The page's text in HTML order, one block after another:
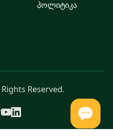
პოლიტიკა
Reserved.